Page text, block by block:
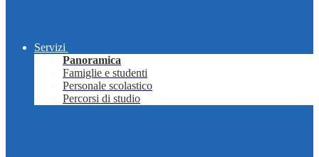
Servizi
Panoramica
Famiglie e studenti
Personale scolastico
Percorsi di studio